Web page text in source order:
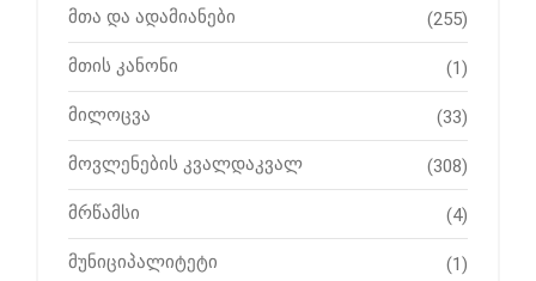
მთა და ადამიანები (255)
მთის კანონი (1)
მილოცვა (33)
მოვლენების კვალდაკვალ (308)
მრწამსი (4)
მუნიციპალიტეტი (1)